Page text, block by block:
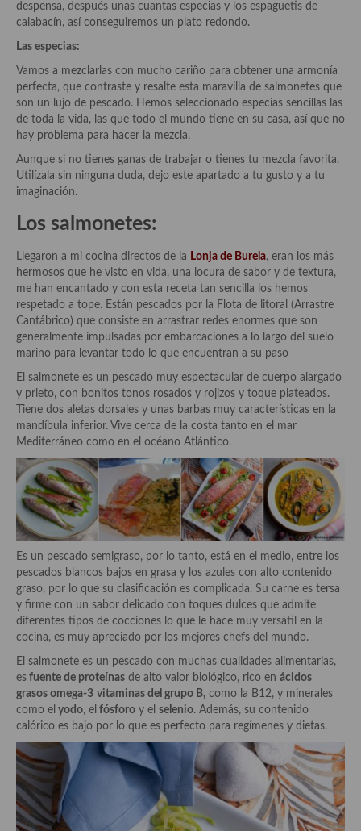
Origen y evolución de la comida
Protocolo y buenas maneras.
Ocio – restaurantes, bares, tabernas
Viajes eno-gastro-turísticos
En El Candelero
Las opiniones de la «Cocinera»
Acompañamientos
Airfryer recetas
Aderezos, salsas, vinagretas, especias, hierbas aromáticas o
aditivos
Especias, mezclas de especias
Hierbas aromáticas
Aceites
Mojos y pastas
Sales y polvos
Adobos
Aperitivos
Bebidas
Bocadillos, hamburguesas, sándwich, emparedados, tostas y
demás
Entrantes y primeros platos
Ensaladas
Entrantes
Gazpachos, salmorejos, sopas y cremas frías
despensa, después unas cuantas especias y los espaguetis de
calabacín, así conseguiremos un plato redondo.
Las especias:
Vamos a mezclarlas con mucho cariño para obtener una armonía
perfecta, que contraste y resalte esta maravilla de salmonetes que
son un lujo de pescado. Hemos seleccionado especias sencillas las
de toda la vida, las que todo el mundo tiene en su casa, así que no
hay problema para hacer la mezcla.
Aunque si no tienes ganas de trabajar o tienes tu mezcla favorita.
Utilízala sin ninguna duda, dejo este apartado a tu gusto y a tu
imaginación.
Los salmonetes:
Llegaron a mi cocina directos de la Lonja de Burela, eran los más
hermosos que he visto en vida, una locura de sabor y de textura,
me han encantado y con esta receta tan sencilla los hemos
respetado a tope. Están pescados por la Flota de litoral (Arrastre
Cantábrico) que consiste en arrastrar redes enormes que son
generalmente impulsadas por embarcaciones a lo largo del suelo
marino para levantar todo lo que encuentran a su paso
El salmonete es un pescado muy espectacular de cuerpo alargado
y prieto, con bonitos tonos rosados y rojizos y toque plateados.
Tiene dos aletas dorsales y unas barbas muy características en la
mandíbula inferior. Vive cerca de la costa tanto en el mar
Mediterráneo como en el océano Atlántico.
Es un pescado semigraso, por lo tanto, está en el medio, entre los
pescados blancos bajos en grasa y los azules con alto contenido
graso, por lo que su clasificación es complicada. Su carne es tersa
y firme con un sabor delicado con toques dulces que admite
diferentes tipos de cocciones lo que le hace muy versátil en la
cocina, es muy apreciado por los mejores chefs del mundo.
El salmonete es un pescado con muchas cualidades alimentarias,
es fuente de proteínas de alto valor biológico, rico en ácidos
grasos omega-3 vitaminas del grupo B, como la B12, y minerales
como el yodo, el fósforo y el selenio. Además, su contenido
calórico es bajo por lo que es perfecto para regímenes y dietas.